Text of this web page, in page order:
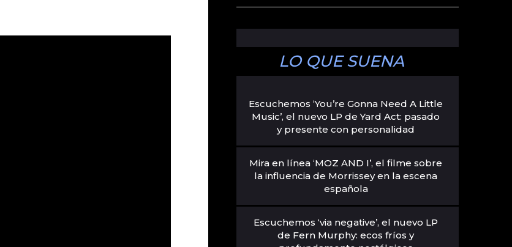
LO QUE SUENA
Escuchemos ‘You’re Gonna Need A Little
Music’, el nuevo LP de Yard Act: pasado
y presente con personalidad
Mira en línea ‘MOZ AND I’, el filme sobre
la influencia de Morrissey en la escena
española
Escuchemos ‘via negative’, el nuevo LP
de Fern Murphy: ecos fríos y